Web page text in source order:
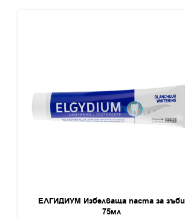
ЕЛГИДИУМ Избелваща паста за зъби
75мл